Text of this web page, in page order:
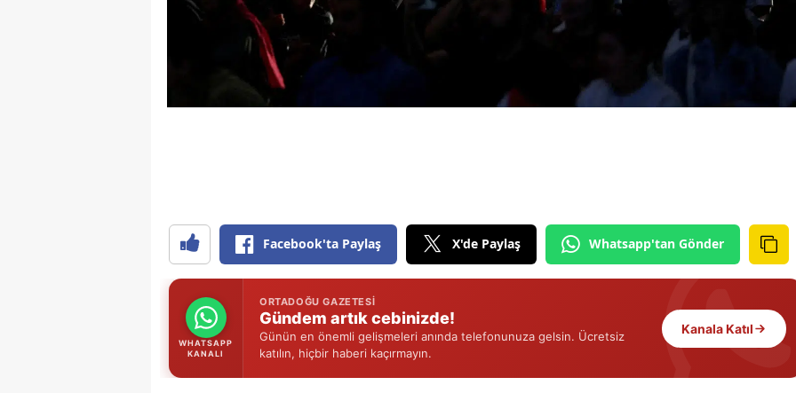
Denizli
Erzincan
Erzurum
Facebook'ta Paylaş X'de Paylaş Whatsapp'tan Gönder
WHATSAPP
KANALI
ORTADOĞU GAZETESI
Gündem artık cebinizde!
Günün en önemli gelişmeleri anında telefonunuza gelsin. Ücretsiz
katılın, hiçbir haberi kaçırmayın.
Kanala Katıl